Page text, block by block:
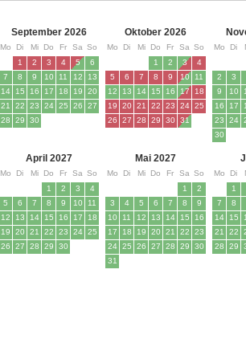
September 2026
Mo Di Mi Do Fr Sa So
1
2 3 4 5
6
7
8 9 10 11 12
13
14
15 16 17 18 19
20
21
22 23 24 25 26
27
28
29 30
Oktober 2026
Mo Di Mi Do Fr Sa So
1
2 3
4
5
6 7 8 9 10
11
12
13 14 15 16 17
18
19
20 21 22 23 24 25
26
27 28 29 30 31
Mo Di
2 3
9
10
16
17
23
24
30
April 2027
Mo Di Mi Do Fr Sa So
1
2 3
4
5
6 7 8 9 10
11
12
13 14 15 16 17
18
19
20 21 22 23 24 25
26
27 28 29 30
Mai 2027
Mo Di Mi Do Fr Sa So
1
2
3
4 5 6 7 8
9
10
11 12 13 14 15
16
17
18 19 20 21 22
23
24 25 26 27 28 29
30
31
Mo Di
1
7
8
14
15
21
22
28
29